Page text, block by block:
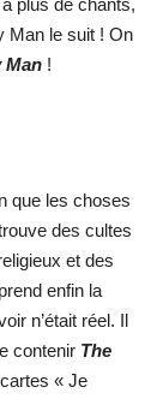
plus de chants,
Man le suit ! On
Man !
que les choses
des cultes
et des
enfin la
n’était réel. Il
contenir The
« Je